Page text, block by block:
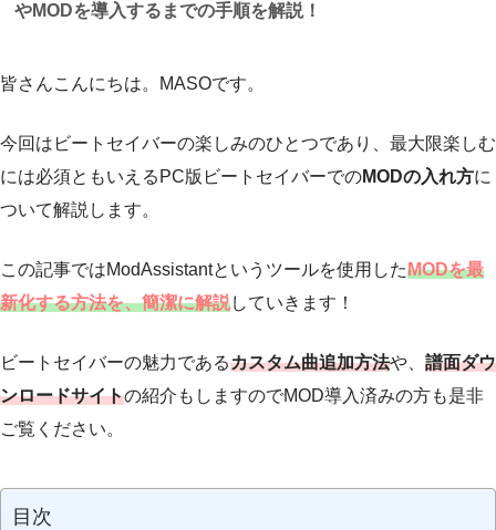
やMODを導入するまでの手順を解説！
皆さんこんにちは。MASOです。
今回はビートセイバーの楽しみのひとつであり、最大限楽しむ
には必須ともいえるPC版ビートセイバーでのMODの入れ方に
ついて解説します。
この記事ではModAssistantというツールを使用したMODを最
新化する方法を、簡潔に解説していきます！
ビートセイバーの魅力であるカスタム曲追加方法や、 譜面ダウ
ンロードサイトの紹介もしますのでMOD導入済みの方も是非
ご覧ください。
目次